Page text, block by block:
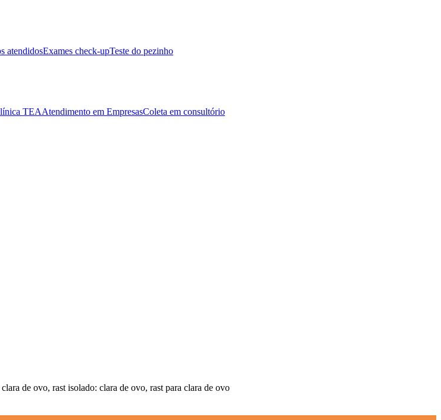
atendidosExames check-upTeste do pezinho
TEAAtendimento em EmpresasColeta em consultório
de ovo, rast isolado: clara de ovo, rast para clara de ovo